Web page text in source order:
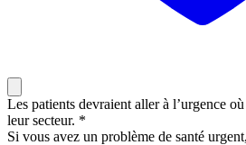
Les patients devraient aller à l’urgence
leur secteur. *
Si vous avez un problème de santé